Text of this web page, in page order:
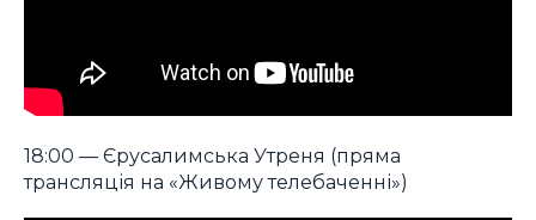
18:00 — Єрусалимська Утреня (пряма
трансляція на «Живому телебаченні»)